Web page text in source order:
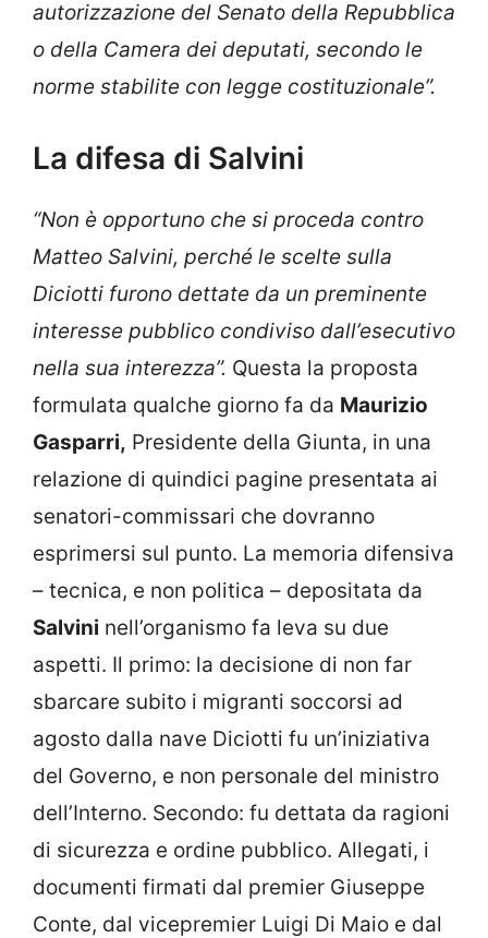
autorizzazione del Senato della Repubblica
o della Camera dei deputati, secondo le
norme stabilite con legge costituzionale”.
La difesa di Salvini
“Non è opportuno che si proceda contro
Matteo Salvini, perché le scelte sulla
Diciotti furono dettate da un preminente
interesse pubblico condiviso dall’esecutivo
nella sua interezza”. Questa la proposta
formulata qualche giorno fa da Maurizio
Gasparri, Presidente della Giunta, in una
relazione di quindici pagine presentata ai
senatori-commissari che dovranno
esprimersi sul punto. La memoria difensiva
– tecnica, e non politica – depositata da
Salvini nell’organismo fa leva su due
aspetti. Il primo: la decisione di non far
sbarcare subito i migranti soccorsi ad
agosto dalla nave Diciotti fu un’iniziativa
del Governo, e non personale del ministro
dell’Interno. Secondo: fu dettata da ragioni
di sicurezza e ordine pubblico. Allegati, i
documenti firmati dal premier Giuseppe
Conte, dal vicepremier Luigi Di Maio e dal